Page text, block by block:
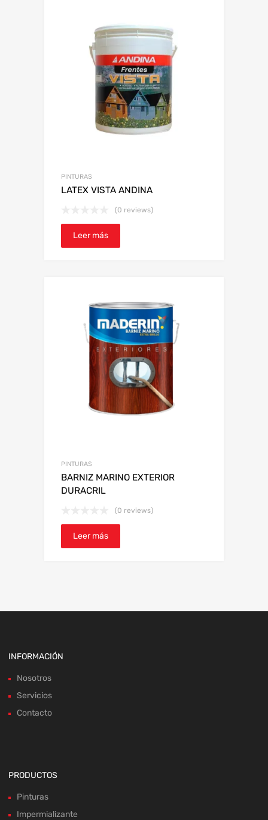
PINTURAS
LATEX VISTA ANDINA
(0 reviews)
Leer más
PINTURAS
BARNIZ MARINO EXTERIOR
DURACRIL
(0 reviews)
Leer más
INFORMACIÓN
Nosotros
Servicios
Contacto
PRODUCTOS
Pinturas
Impermializante